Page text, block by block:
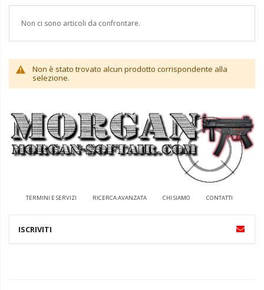
Non ci sono articoli da confrontare.
Non è stato trovato alcun prodotto corrispondente alla
selezione.
TERMINI E SERVIZI RICERCA AVANZATA CHI SIAMO CONTATTI